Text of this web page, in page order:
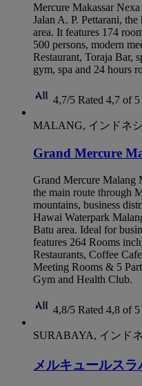
Mercure Makassar
Jalan A. P. Pettarani,
area. It features 174
500 persons, modern
Restaurant, Toraja Bar,
gym, spa and 24 hours
4,7/5 Rated 4,7 of 5
MALANG, インドネ
Grand Mercure
Grand Mercure Malang
the main route through
mountains, business
Hawai Waterpark
Batu area. Ideal for
features 264 Rooms
Restaurants, Coffee
Meeting Rooms & 5
Gym and Health Club.
4,8/5 Rated 4,8 of 5
SURABAYA, インド
メルキュールス